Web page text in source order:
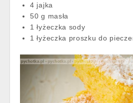
4 jajka
50 g masła
1 łyżeczka sody
1 łyżeczka proszku do